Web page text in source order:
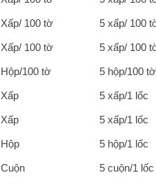
Xấp/ 100 tờ 5 xấp/ 100
Xấp/ 100 tờ 5 xấp/ 100
Hộp/100 tờ 5 hộp/100
Xấp 5 xấp/1 lốc
Xấp 5 xấp/1 lốc
Hộp 5 hộp/1 lốc
Cuộn 5 cuộn/1 lốc